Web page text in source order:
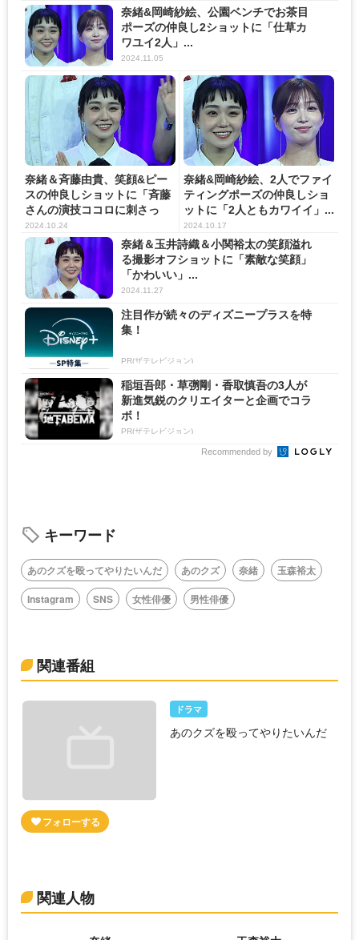
奈緒&岡崎紗絵、公園ベンチでお茶目
ポーズの仲良し2ショットに「仕草カ
ワユイ2人」...
2024.11.05
奈緒＆斉藤由貴、笑顔&ピー
スの仲良しショットに「斉藤
さんの演技ココロに刺さっ
た」...
2024.10.24
奈緒&岡崎紗絵、2人でファイ
ティングポーズの仲良しショ
ットに「2人ともカワイイ」...
2024.10.17
奈緒＆玉井詩織＆小関裕太の笑顔溢れ
る撮影オフショットに「素敵な笑顔」
「かわいい」...
2024.11.27
注目作が続々のディズニープラスを特
集！
PR(ザテレビジョン)
稲垣吾郎・草彅剛・香取慎吾の3人が
新進気鋭のクリエイターと企画でコラ
ボ！
PR(ザテレビジョン)
Recommended by
キーワード
あのクズを殴ってやりたいんだ あのクズ 奈緒
玉森裕太
Instagram
SNS 女性俳優 男性俳優
関連番組
ドラマ
あのクズを殴ってやりたいんだ
関連人物